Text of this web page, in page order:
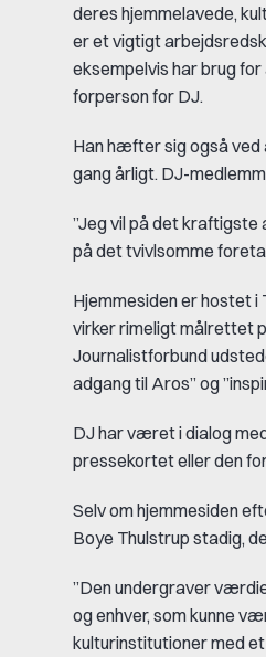
deres hjemmelavede,
er et vigtigt
eksempelvis har brug
forperson for DJ.
Han hæfter sig også
gang årligt. DJ-
”Jeg vil på det
på det tvivlsomme
Hjemmesiden er hostet
virker rimeligt målrettet
Journalistforbund
adgang til Aros” og
DJ har været i dialog
pressekortet eller den
Selv om hjemmesiden
Boye Thulstrup stadig,
”Den undergraver
og enhver, som kunne
kulturinstitutioner med